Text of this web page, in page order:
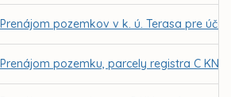
Prenájom pozemkov v k. ú. Terasa pre
Prenájom pozemku, parcely registra C KN